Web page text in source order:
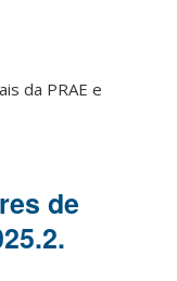
da PRAE e
de